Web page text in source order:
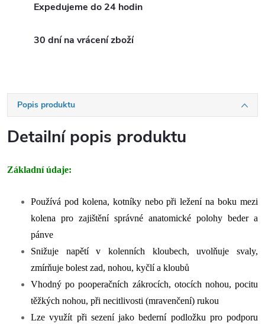
Expedujeme do 24 hodin
30 dní na vrácení zboží
Popis produktu
Detailní popis produktu
Základní údaje:
Používá pod kolena, kotníky nebo při ležení na boku mezi
kolena pro zajištění správné anatomické polohy beder a
pánve
Snižuje napětí v kolenních kloubech, uvolňuje svaly,
zmírňuje bolest zad, nohou, kyčlí a kloubů
Vhodný po pooperačních zákrocích, otocích nohou, pocitu
těžkých nohou, při necitlivosti (mravenčení) rukou
Lze využít při sezení jako bederní podložku pro podporu